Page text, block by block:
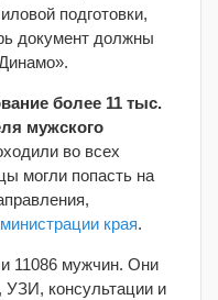
подготовки,
документ должны
более 11 тыс.
мужского
во всех
могли попасть на
края.
11086 мужчин. Они
УЗИ, консультации и